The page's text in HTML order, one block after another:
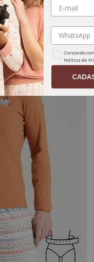
Concordo
Política de